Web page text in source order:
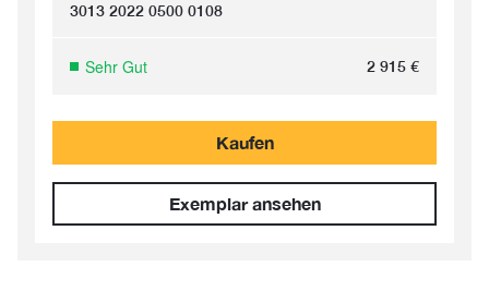
3013 2022 0500 0108
Sehr Gut 2 915 €
Kaufen
Exemplar ansehen